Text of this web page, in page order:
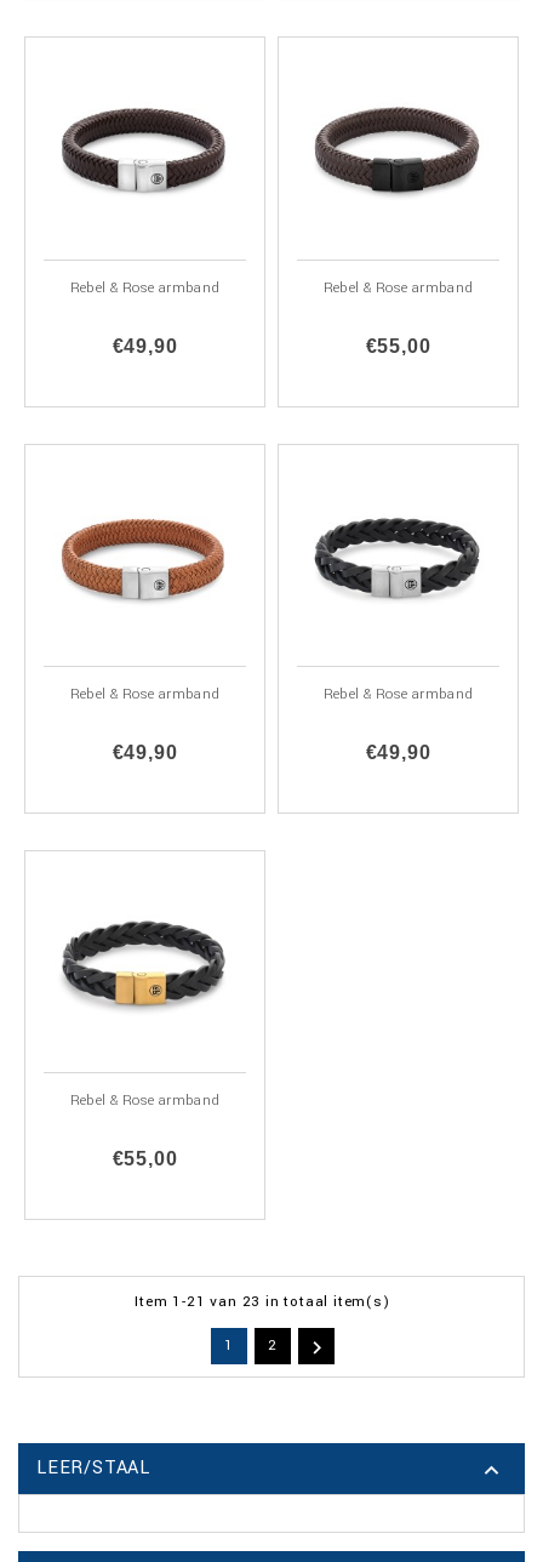
Rebel & Rose armband
€49,90
Rebel & Rose armband
€55,00
Rebel & Rose armband
€49,90
Rebel & Rose armband
€49,90
Rebel & Rose armband
€55,00
Item 1-21 van 23 in totaal item(s)
1 2 
LEER/STAAL 